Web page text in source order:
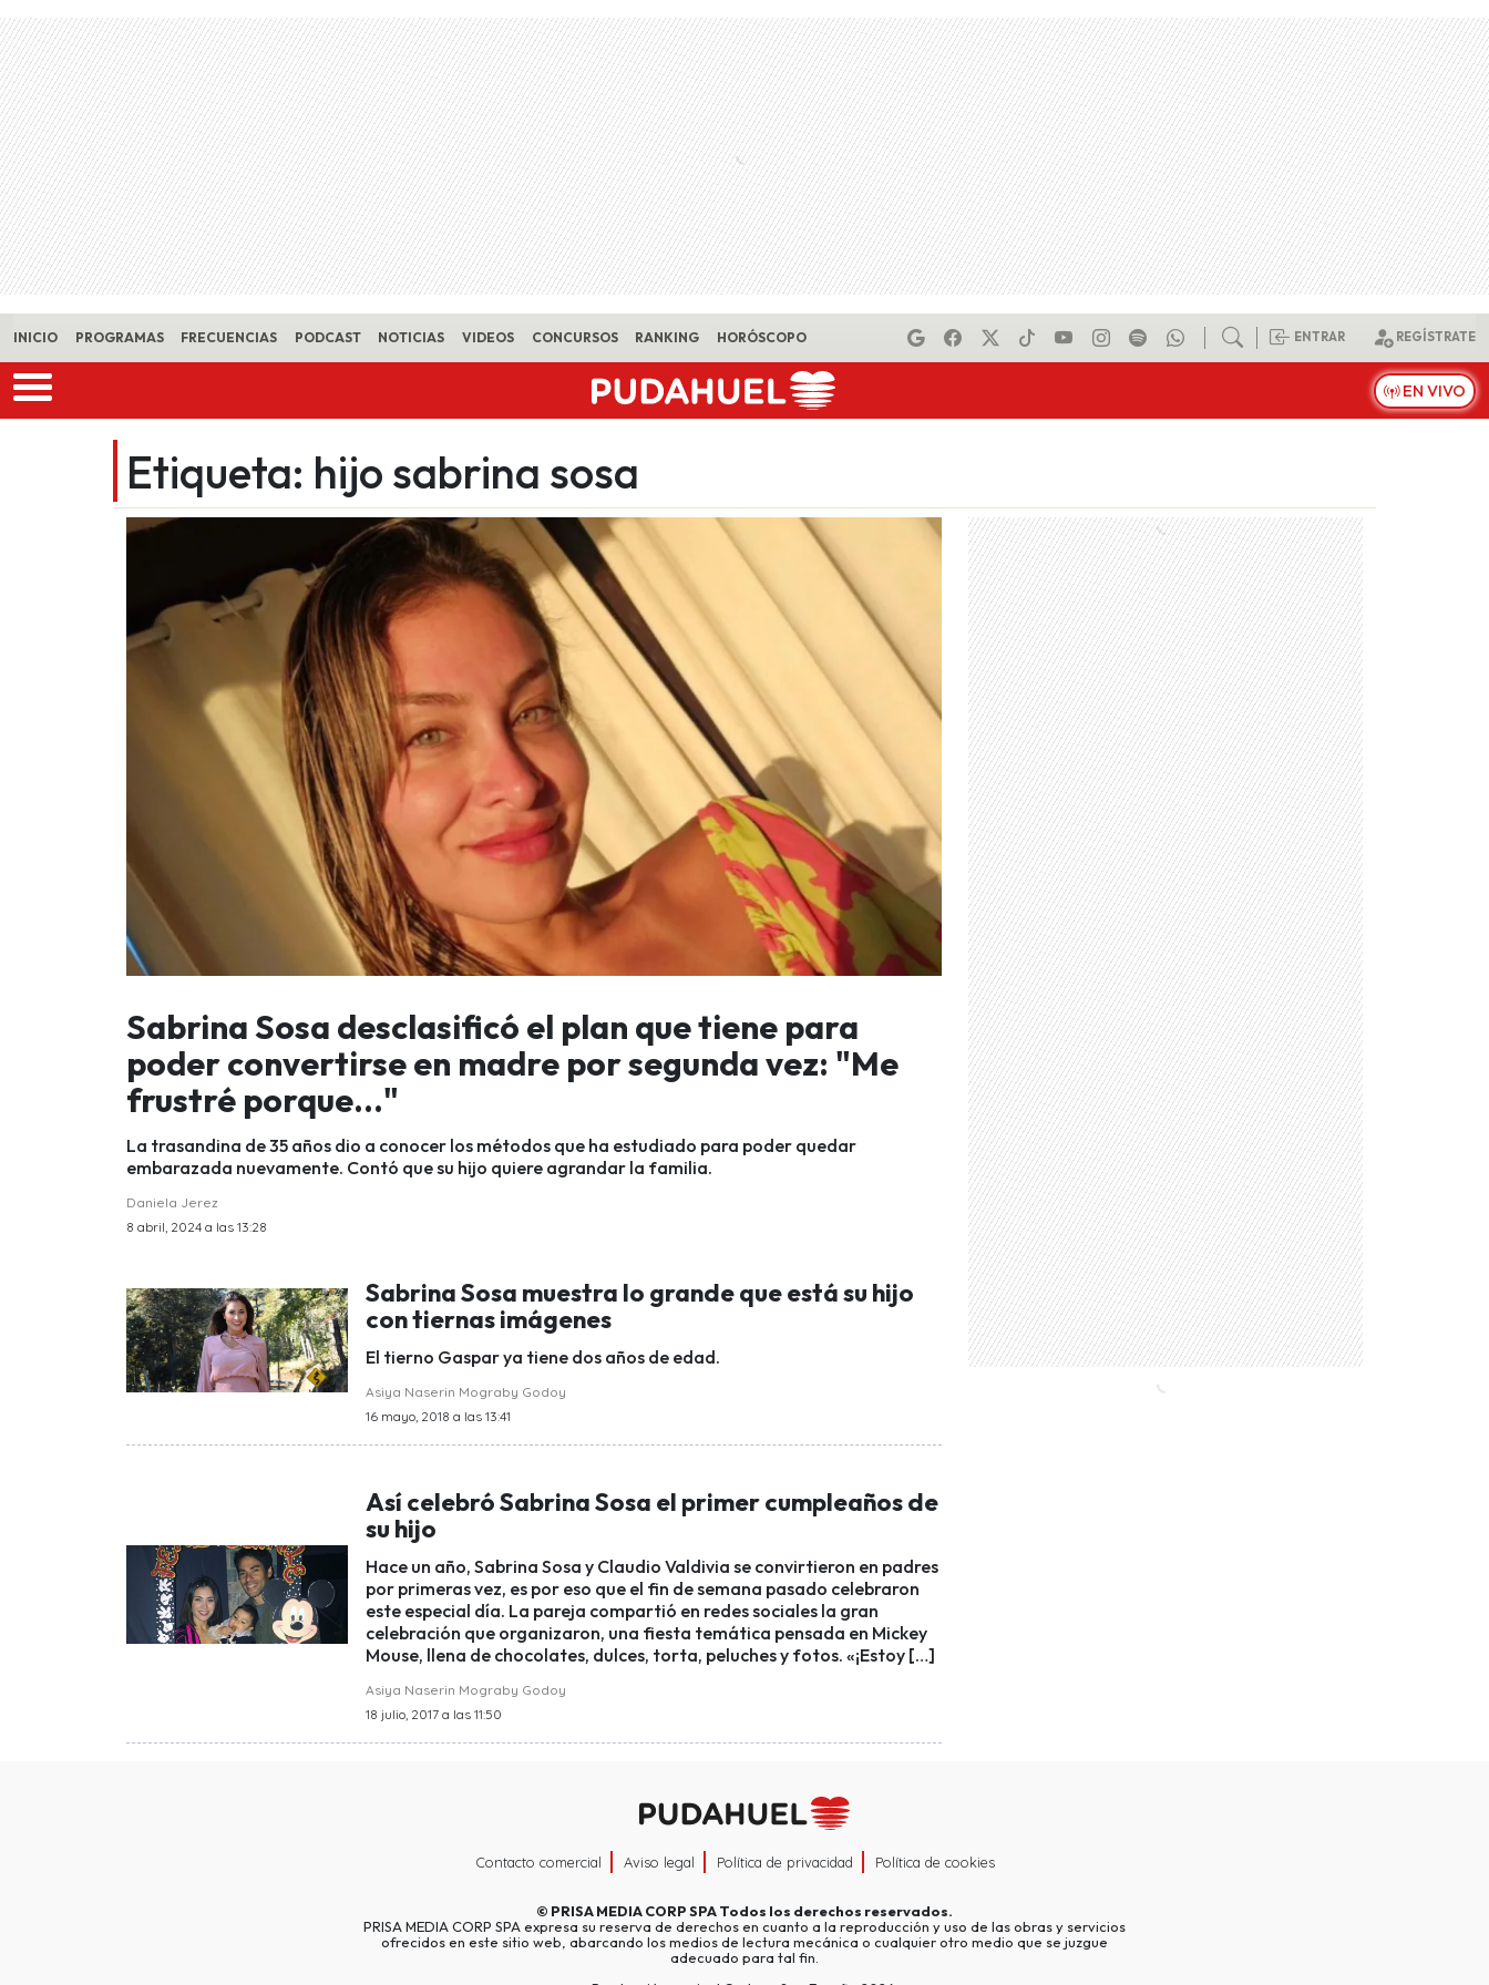
Skip to main content
INICIO PROGRAMAS FRECUENCIAS PODCAST NOTICIAS VIDEOS CONCURSOS RANKING HORÓSCOPO ENTRAR REGÍSTRATE
EN VIVO
Etiqueta: hijo sabrina sosa
Sabrina Sosa desclasificó el plan que tiene para
poder convertirse en madre por segunda vez: "Me
frustré porque..."
La trasandina de 35 años dio a conocer los métodos que ha estudiado para poder quedar
embarazada nuevamente. Contó que su hijo quiere agrandar la familia.
Daniela Jerez
8 abril, 2024 a las 13:28
Sabrina Sosa muestra lo grande que está su hijo
con tiernas imágenes
El tierno Gaspar ya tiene dos años de edad.
Asiya Naserin Mograby Godoy
16 mayo, 2018 a las 13:41
Así celebró Sabrina Sosa el primer cumpleaños de
su hijo
Hace un año, Sabrina Sosa y Claudio Valdivia se convirtieron en padres
por primeras vez, es por eso que el fin de semana pasado celebraron
este especial día. La pareja compartió en redes sociales la gran
celebración que organizaron, una fiesta temática pensada en Mickey
Mouse, llena de chocolates, dulces, torta, peluches y fotos. «¡Estoy […]
Asiya Naserin Mograby Godoy
18 julio, 2017 a las 11:50
Contacto comercial Aviso legal Política de privacidad Política de cookies
© PRISA MEDIA CORP SPATodos los derechos reservados.
PRISA MEDIA CORP SPA expresa su reserva de derechos en cuanto a la reproducción y uso de las obras y servicios
ofrecidos en este sitio web, abarcando los medios de lectura mecánica o cualquier otro medio que se juzgue
adecuado para tal fin.